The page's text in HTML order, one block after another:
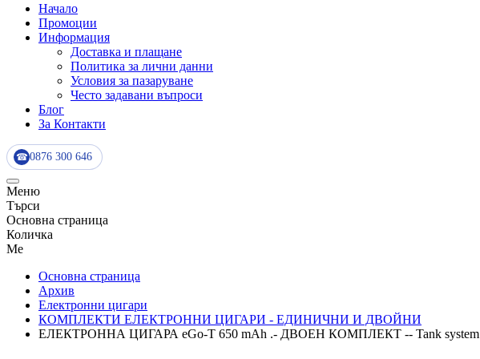
Начало
Промоции
Информация
Доставка и плащане
Политика за лични данни
Условия за пазаруване
Често задавани въпроси
Блог
За Контакти
☎ 0876 300 646
Меню
Търси
Основна страница
Количка
Me
Основна страница
Архив
Електронни цигари
КОМПЛЕКТИ ЕЛЕКТРОННИ ЦИГАРИ - ЕДИНИЧНИ И ДВОЙНИ
ЕЛЕКТРОННА ЦИГАРА eGo-Т 650 mAh .- ДВОЕН КОМПЛЕКТ -- Tank system